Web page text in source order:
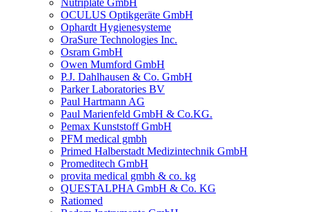
Nutriplate GmbH
OCULUS Optikgeräte GmbH
Ophardt Hygienesysteme
OraSure Technologies Inc.
Osram GmbH
Owen Mumford GmbH
P.J. Dahlhausen & Co. GmbH
Parker Laboratories BV
Paul Hartmann AG
Paul Marienfeld GmbH & Co.KG.
Pemax Kunststoff GmbH
PFM medical gmbh
Primed Halberstadt Medizintechnik GmbH
Promeditech GmbH
provita medical gmbh & co. kg
QUESTALPHA GmbH & Co. KG
Ratiomed